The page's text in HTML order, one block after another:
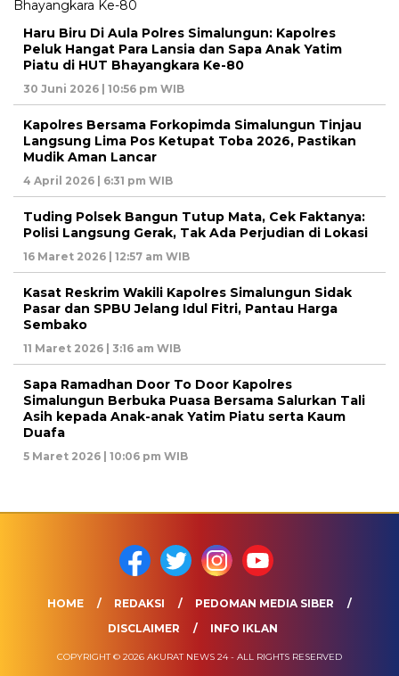
Haru Biru Di Aula Polres Simalungun: Kapolres
Peluk Hangat Para Lansia dan Sapa Anak Yatim
Piatu di HUT Bhayangkara Ke-80
30 Juni 2026 | 10:56 pm WIB
Kapolres Bersama Forkopimda Simalungun Tinjau
Langsung Lima Pos Ketupat Toba 2026, Pastikan
Mudik Aman Lancar
4 April 2026 | 6:31 pm WIB
Tuding Polsek Bangun Tutup Mata, Cek Faktanya:
Polisi Langsung Gerak, Tak Ada Perjudian di Lokasi
16 Maret 2026 | 12:57 am WIB
Kasat Reskrim Wakili Kapolres Simalungun Sidak
Pasar dan SPBU Jelang Idul Fitri, Pantau Harga
Sembako
11 Maret 2026 | 3:16 am WIB
Sapa Ramadhan Door To Door Kapolres
Simalungun Berbuka Puasa Bersama Salurkan Tali
Asih kepada Anak-anak Yatim Piatu serta Kaum
Duafa
5 Maret 2026 | 10:06 pm WIB
HOME REDAKSI
PEDOMAN MEDIA SIBER
DISCLAIMER
INFO IKLAN
COPYRIGHT © 2026 AKURAT NEWS 24 - ALL RIGHTS RESERVED